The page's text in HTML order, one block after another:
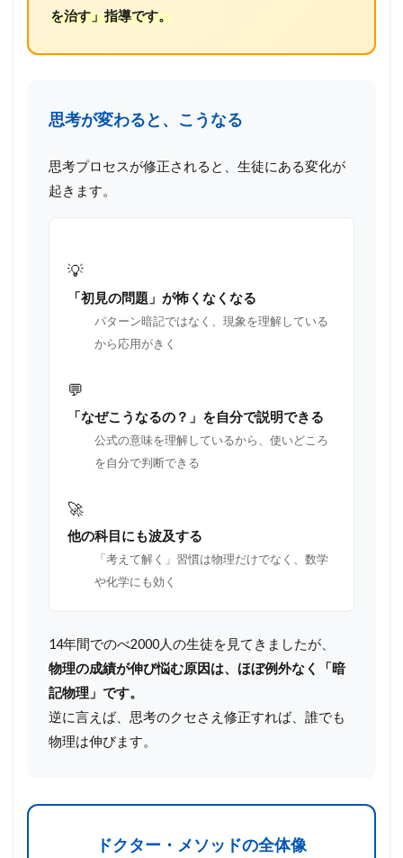
を治す」指導です。
思考が変わると、こうなる
思考プロセスが修正されると、生徒にある変化が
起きます。
💡
「初見の問題」が怖くなくなる
パターン暗記ではなく、現象を理解している
から応用がきく
💬
「なぜこうなるの？」を自分で説明できる
公式の意味を理解しているから、使いどころ
を自分で判断できる
🚀
他の科目にも波及する
「考えて解く」習慣は物理だけでなく、数学
や化学にも効く
14年間でのべ2000人の生徒を見てきましたが、
物理の成績が伸び悩む原因は、ほぼ例外なく「暗
記物理」です。
逆に言えば、思考のクセさえ修正すれば、誰でも
物理は伸びます。
ドクター・メソッドの全体像